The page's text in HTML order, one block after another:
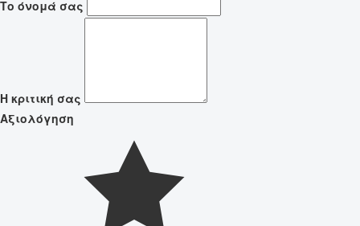
Το όνομά σας
Η κριτική σας
Αξιολόγηση